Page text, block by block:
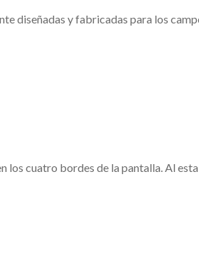
diseñadas y fabricadas para los
los cuatro bordes de la pantalla. Al